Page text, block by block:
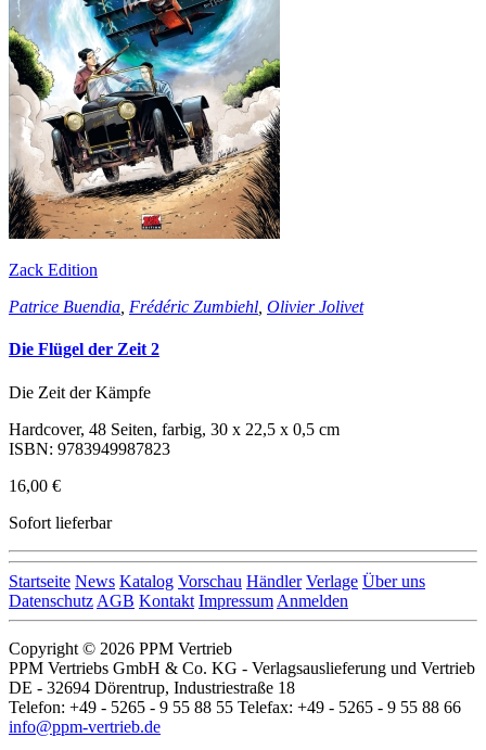
Zack Edition
Patrice Buendia Frédéric Zumbiehl Olivier Jolivet
Die Flügel der Zeit 2
Die Zeit der Kämpfe
Hardcover, 48 Seiten, farbig, 30 x 22,5 x 0,5 cm
ISBN: 9783949987823
16,00 €
Sofort lieferbar
Startseite News Katalog Vorschau Händler Verlage Über uns
Datenschutz AGB Kontakt Impressum Anmelden
Copyright © 2026 PPM Vertrieb
PPM Vertriebs GmbH & Co. KG - Verlagsauslieferung und Vertrieb
DE - 32694 Dörentrup, Industriestraße 18
Telefon: +49 - 5265 - 9 55 88 55 Telefax: +49 - 5265 - 9 55 88 66
info@ppm-vertrieb.de